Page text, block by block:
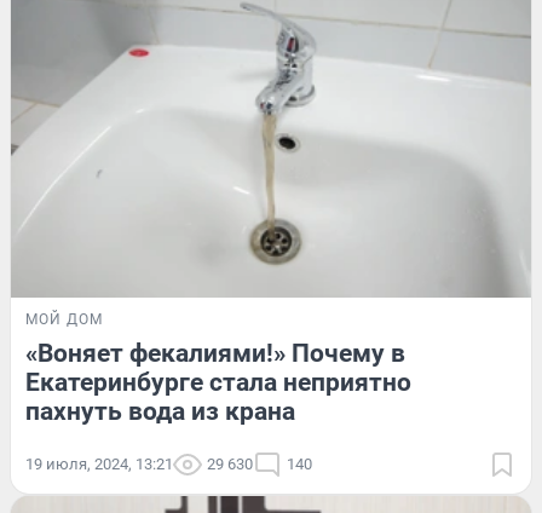
МОЙ ДОМ
«Воняет фекалиями!» Почему в
Екатеринбурге стала неприятно
пахнуть вода из крана
19 июля, 2024, 13:21 29 630 140